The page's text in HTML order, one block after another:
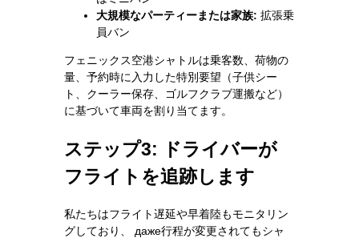
大規模なパーティーまたは家族: 拡張乗
員バン
フェニックス空港シャトルは乗客数、荷物の
量、予約時に入力した特別要望（子供シー
ト、クーラー保存、ゴルフクラブ運搬など）
に基づいて車両を割り当てます。
ステップ3: ドライバーが
フライトを追跡します
私たちはフライト遅延や早着陸もモニタリン
グしており、 даже行程が変更されてもシャ